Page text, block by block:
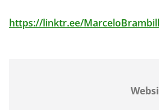
https://linktr.ee/